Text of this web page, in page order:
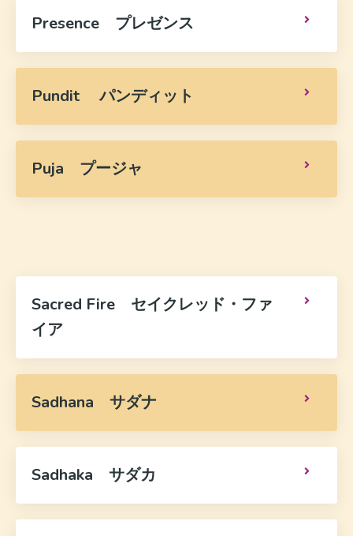
Presence プレゼンス
Pundit パンディット
Puja プージャ
Sacred Fire セイクレッド・ファ
イア
Sadhana サダナ
Sadhaka サダカ